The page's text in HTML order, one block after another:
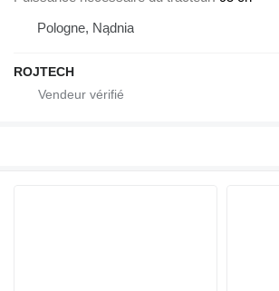
Pologne, Nądnia
ROJTECH